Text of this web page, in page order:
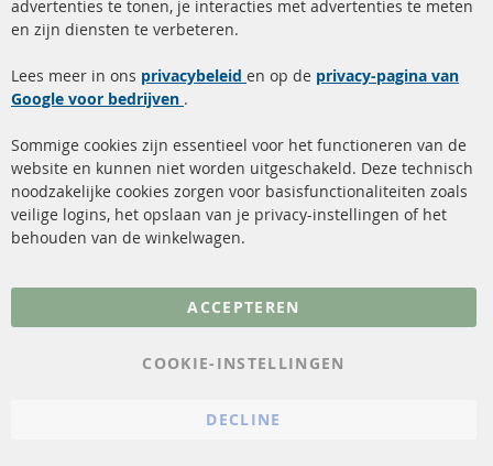
Snelle links
Roetfilter reiniging
Katalysator (KAT)
sensoren
FAQ
Kundenservice
Verzendingskosten
Contact
Annuleer contract
Gegevensbescherming
advertenties te tonen, je interacties met advertenties te meten
en zijn diensten te verbeteren.
Lees meer in ons privacybeleid en op de privacy-pagina van
Google voor bedrijven .
Sommige cookies zijn essentieel voor het functioneren van de
website en kunnen niet worden uitgeschakeld. Deze technisch
noodzakelijke cookies zorgen voor basisfunctionaliteiten zoals
veilige logins, het opslaan van je privacy-instellingen of het
behouden van de winkelwagen.
ACCEPTEREN
COOKIE-INSTELLINGEN
DECLINE